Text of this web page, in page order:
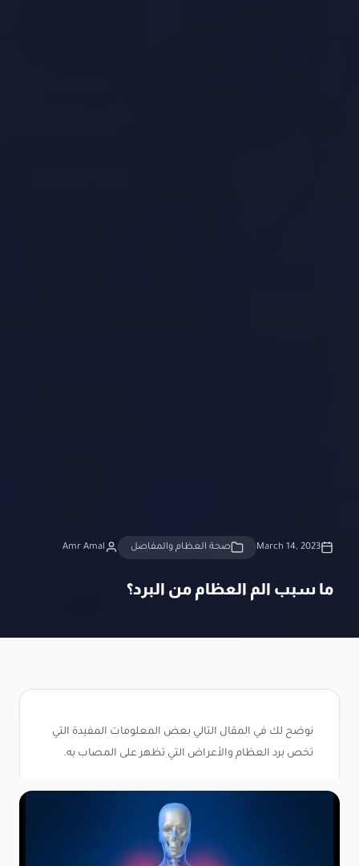
March 14, 2023 صحة العظام والمفاصل Amr Amal
ما سبب الم العظام من البرد؟
نوضح لك في المقال التالي بعض المعلومات المفيدة التي
تخص برد العظام والأعراض التي تظهر على المصاب به.